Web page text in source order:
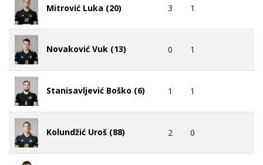
Mitrović Luka (20) 3 1
Novaković Vuk (13) 0 1
Stanisavljević Boško (6) 1 1
Kolundžić Uroš (88) 2 0